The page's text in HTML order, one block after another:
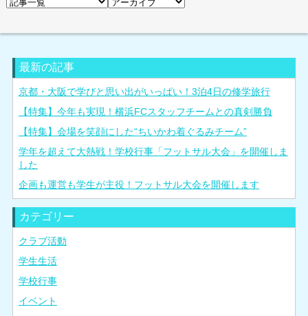
最新の記事
京都・大阪で学びと思い出がいっぱい！3泊4日の修学旅行
【特集】今年も実現！横浜FCスタッフチームとの真剣勝負
【特集】会場を笑顔にした“ちいかわ着ぐるみチーム”
学年を超えて大熱戦！学校行事「フットサル大会」を開催しま
した
企画も運営も学生が主役！フットサル大会を開催します
カテゴリー
クラブ活動
学生生活
学校行事
イベント